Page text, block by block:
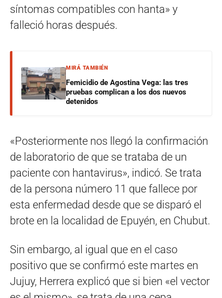
síntomas compatibles con hanta» y
falleció horas después.
MIRÁ TAMBIÉN
Femicidio de Agostina Vega: las tres
pruebas complican a los dos nuevos
detenidos
«Posteriormente nos llegó la confirmación
de laboratorio de que se trataba de un
paciente con hantavirus», indicó. Se trata
de la persona número 11 que fallece por
esta enfermedad desde que se disparó el
brote en la localidad de Epuyén, en Chubut.
Sin embargo, al igual que en el caso
positivo que se confirmó este martes en
Jujuy, Herrera explicó que si bien «el vector